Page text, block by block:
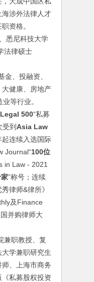
涉外法律人才
资格。
悉尼科技大学
法律硕士
、投融资、
健康、房地产
等行业。
500“私募
受到Asia Law
连续入选国际
Journal“100位
in Law - 2021
”称号；连续
律师&律所》
及Finance
并购律师大
职教授、复
学兼职研究生
、上海市商务
私募股权投资